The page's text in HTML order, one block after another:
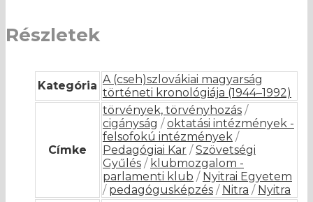
Részletek
Kategória A (cseh)szlovákiai magyarság
történeti kronológiája (1944–1992)
Címke
törvények, törvényhozás /
cigányság /oktatási intézmények -
felsofokú intézmények /
Pedagógiai Kar /Szövetségi
Gyűlés / klubmozgalom -
parlamenti klub / Nyitrai Egyetem
/ pedagógusképzés / Nitra / Nyitra